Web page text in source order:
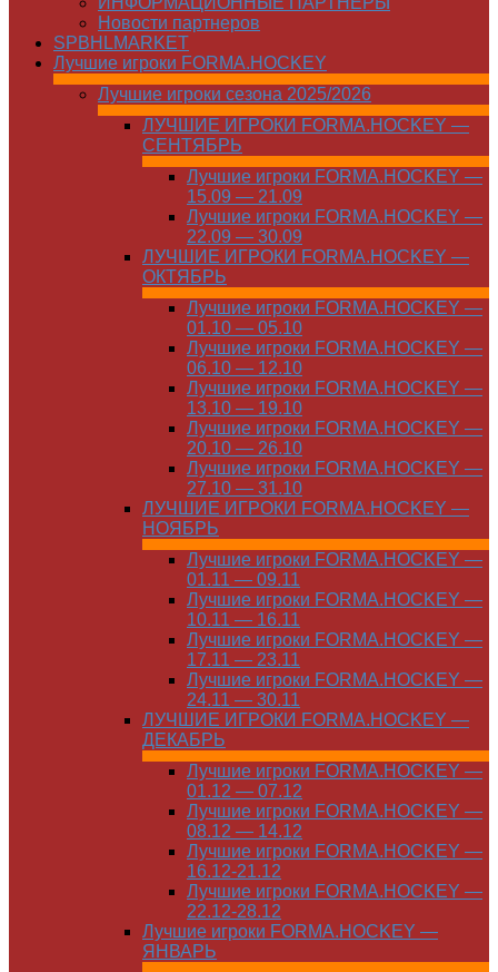
Новости партнеров
SPBHLMARKET
Лучшие игроки FORMA.HOCKEY
Лучшие игроки сезона 2025/2026
ЛУЧШИЕ ИГРОКИ FORMA.HOCKEY —
СЕНТЯБРЬ
Лучшие игроки FORMA.HOCKEY —
15.09 — 21.09
Лучшие игроки FORMA.HOCKEY —
22.09 — 30.09
ЛУЧШИЕ ИГРОКИ FORMA.HOCKEY —
ОКТЯБРЬ
Лучшие игроки FORMA.HOCKEY —
01.10 — 05.10
Лучшие игроки FORMA.HOCKEY —
06.10 — 12.10
Лучшие игроки FORMA.HOCKEY —
13.10 — 19.10
Лучшие игроки FORMA.HOCKEY —
20.10 — 26.10
Лучшие игроки FORMA.HOCKEY —
27.10 — 31.10
ЛУЧШИЕ ИГРОКИ FORMA.HOCKEY —
НОЯБРЬ
Лучшие игроки FORMA.HOCKEY —
01.11 — 09.11
Лучшие игроки FORMA.HOCKEY —
10.11 — 16.11
Лучшие игроки FORMA.HOCKEY —
17.11 — 23.11
Лучшие игроки FORMA.HOCKEY —
24.11 — 30.11
ЛУЧШИЕ ИГРОКИ FORMA.HOCKEY —
ДЕКАБРЬ
Лучшие игроки FORMA.HOCKEY —
01.12 — 07.12
Лучшие игроки FORMA.HOCKEY —
08.12 — 14.12
Лучшие игроки FORMA.HOCKEY —
16.12-21.12
Лучшие игроки FORMA.HOCKEY —
22.12-28.12
Лучшие игроки FORMA.HOCKEY —
ЯНВАРЬ